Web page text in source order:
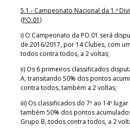
5.1.- Campeonato Nacional da 1.ª
(PO.01)
i) O Campeonato da PO.01 será
de 2016/2017, por 14 Clubes, com
todos contra todos, a 2 voltas;
ii) Os 6 primeiros classificados
A, transitando 50% dos pontos
contra todos, também a 2 voltas;
iii) Os classificados do 7º ao 14º
também 50% dos pontos
Grupo B, todos contra todos, a 2